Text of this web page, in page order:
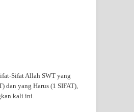
Sifat Allah SWT yang
dan yang Harus (1 SIFAT),
kali ini.